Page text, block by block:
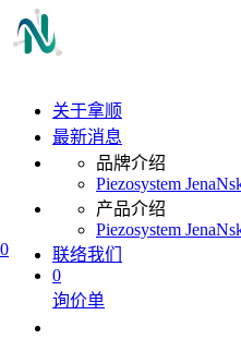
0
关于拿顺
最新消息
品牌介绍
Piezosystem Jena
产品介绍
Piezosystem Jena
联络我们
0
询价单